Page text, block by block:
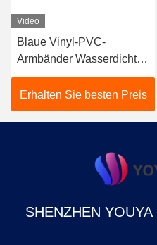
Video
Blaue Vinyl-PVC-
Armbänder Wasserdicht
für Wassersport und
Sportveranstaltungen
Erhalten Sie besten Preis
SHENZHEN